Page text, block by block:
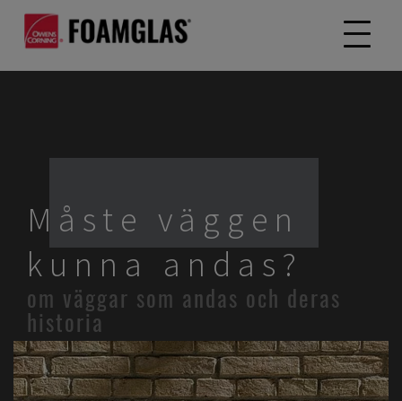
Måste väggen
kunna andas?
om väggar som andas och deras
historia